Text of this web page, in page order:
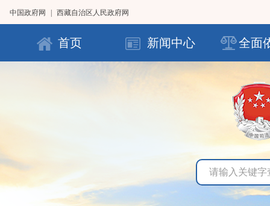
中国政府网 西藏自治区人民政府网
首页 新闻中心 全面